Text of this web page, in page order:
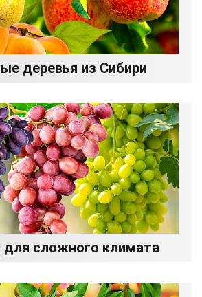
деревья из Сибири
для сложного климата